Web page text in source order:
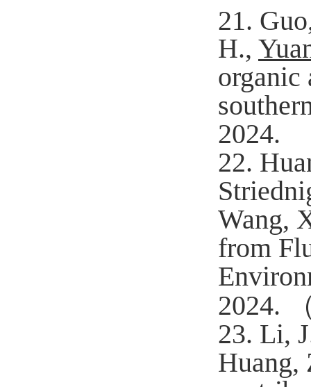
21.
H.,
organic
2024.
22.
Wang,
from
2024.
23. Li,
Huang,